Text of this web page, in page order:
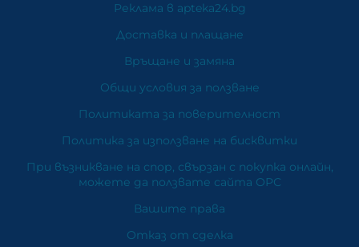
Реклама в apteka24.bg
Доставка и плащане
Връщане и замяна
Общи условия за ползване
Политиката за поверителност
Политика за използване на бисквитки
При възникване на спор, свързан с покупка онлайн,
можете да ползвате сайта ОРС
Вашите права
Отказ от сделка